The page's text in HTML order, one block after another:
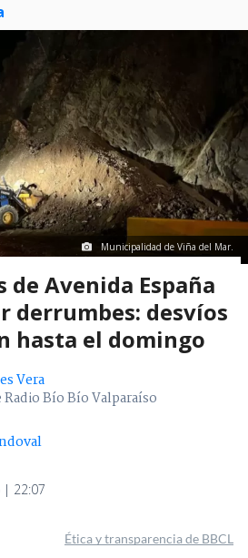
Municipalidad de Viña del Mar.
de Avenida España
derrumbes: desvíos
hasta el domingo
Vera
Bío Bío Valparaíso
| 22:07
Ética y transparencia de BBCL